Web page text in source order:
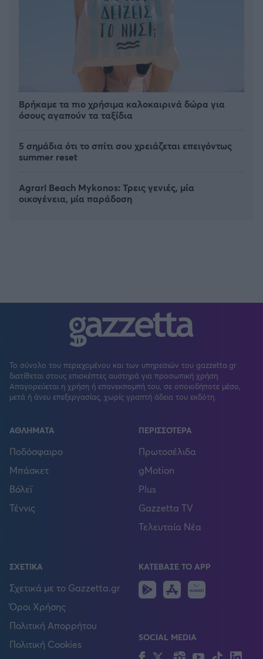
Βρήκαμε τα πιο χρήσιμα καλοκαιρινά δώρα για
όσους αγαπούν τα ταξίδια
5 σημάδια ότι το σπίτι σου χρειάζεται επειγόντως
summer reset
Agrari Beach Mykonos: Τρεις γενιές, μία
οικογένεια, μία παράδοση
Το σύνολο του περιεχομένου και των υπηρεσιών του gazzetta.gr
διατίθεται στους επισκέπτες αυστηρά για προσωπική χρήση.
Απαγορεύεται η χρήση ή επανεκπομπή του, σε οποιοδήποτε μέσο,
μετά ή άνευ επεξεργασίας, χωρίς γραπτή άδεια του εκδότη.
ΑΘΛΗΜΑΤΑ
Ποδόσφαιρο
Μπάσκετ
Βόλεϊ
Τέννις
ΠΕΡΙΣΣΟΤΕΡΑ
Πρωτοσέλιδα
gMotion
Plus
Gazzetta TV
Τελευταία Νέα
ΣΧΕΤΙΚΑ
Σχετικά με το Gazzetta.gr
Όροι Χρήσης
Πολιτική Απορρήτου
Πολιτική Cookies
ΚΑΤΕΒΑΣΕ ΤΟ APP
Android
IOS
SOCIAL MEDIA